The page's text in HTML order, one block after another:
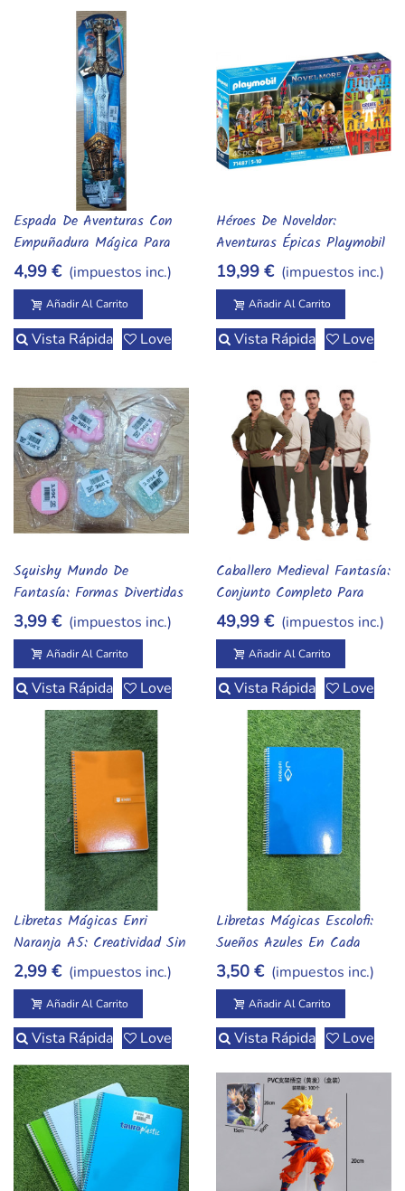
Añadir Al Carrito
Espada De Aventuras Con
Empuñadura Mágica Para
Pequeños Héroes
4,99 € (impuestos inc.)
Añadir Al Carrito
Vista Rápida Love
Añadir Al Carrito
Héroes De Noveldor:
Aventuras Épicas Playmobil
19,99 € (impuestos inc.)
Añadir Al Carrito
Vista Rápida Love
Añadir Al Carrito
Squishy Mundo De
Fantasía: Formas Divertidas
Para Pequeñas Aventuras
3,99 € (impuestos inc.)
Añadir Al Carrito
Vista Rápida Love
Añadir Al Carrito
Caballero Medieval Fantasía:
Conjunto Completo Para
Aventuras En Tallas S A
XXL
49,99 € (impuestos inc.)
Añadir Al Carrito
Vista Rápida Love
Añadir Al Carrito
Libretas Mágicas Enri
Naranja A5: Creatividad Sin
Límites
2,99 € (impuestos inc.)
Añadir Al Carrito
Vista Rápida Love
Añadir Al Carrito
Libretas Mágicas Escolofi:
Sueños Azules En Cada
Página A5
3,50 € (impuestos inc.)
Añadir Al Carrito
Vista Rápida Love